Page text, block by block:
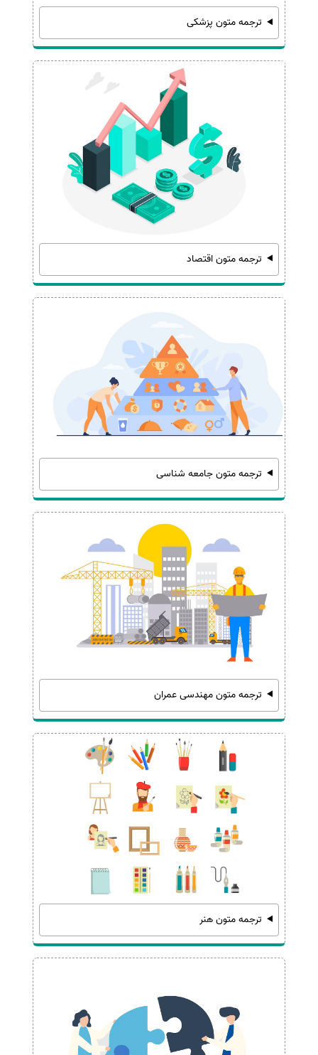
ترجمه متون پزشکی
ترجمه متون اقتصاد
ترجمه متون جامعه شناسی
ترجمه متون مهندسی عمران
ترجمه متون هنر